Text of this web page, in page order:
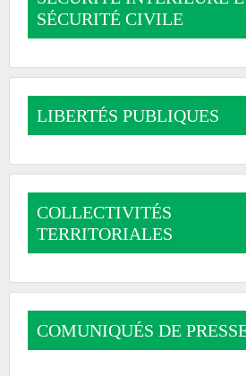
SÉCURITÉ CIVILE
LIBERTÉS PUBLIQUES
COLLECTIVITÉS
TERRITORIALES
COMUNIQUÉS DE